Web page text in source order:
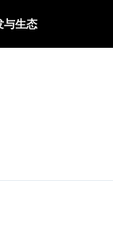
与生态